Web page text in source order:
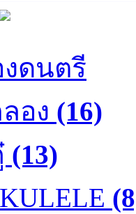
ดนตรี
อง (16)
(13)